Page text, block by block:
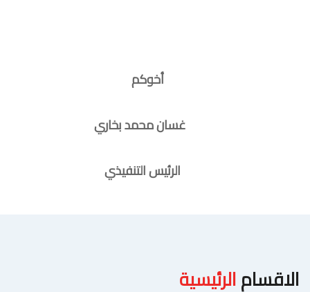
أخوكم
غسان محمد بخاري
الرئيس التنفيذي
الاقسامالرئيسية